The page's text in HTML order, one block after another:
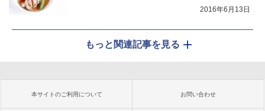
2016年6月13日
もっと関連記事を見る
本サイトのご利用について お問い合わせ